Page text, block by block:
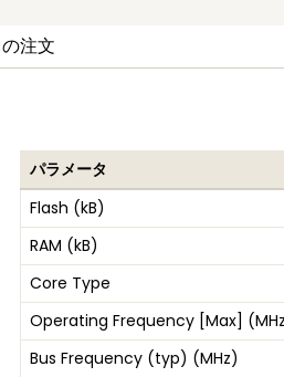
注文
パラメータ
Flash (kB)
RAM (kB)
Core Type
Operating Frequency [Max]
Bus Frequency (typ) (MHz)